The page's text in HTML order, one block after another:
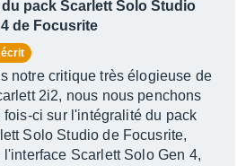
du pack Scarlett Solo Studio
de Focusrite
écrit
notre critique très élogieuse de
2i2, nous nous penchons
fois-ci sur l'intégralité du pack
Solo Studio de Focusrite,
l'interface Scarlett Solo Gen 4,